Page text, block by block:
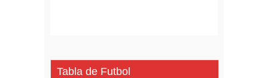
Tabla de Futbol